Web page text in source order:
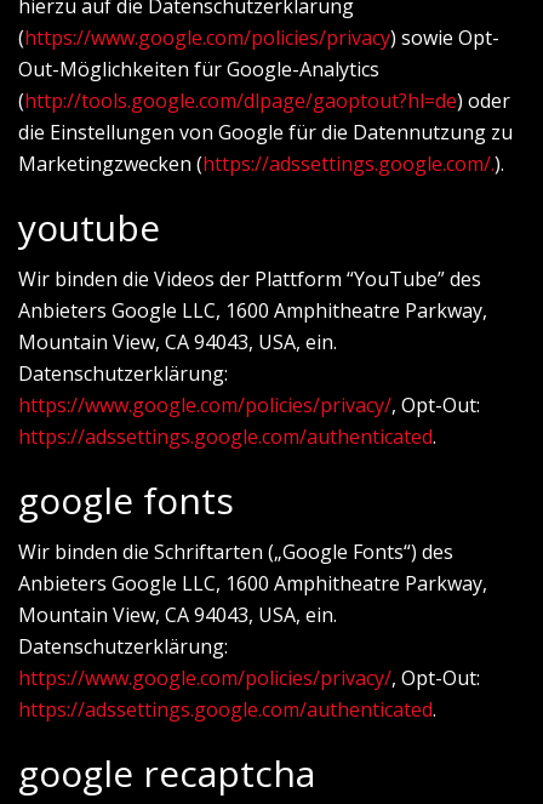
hierzu auf die Datenschutzerklärung
(https://www.google.com/policies/privacy) sowie Opt-
Out-Möglichkeiten für Google-Analytics
(http://tools.google.com/dlpage/gaoptout?hl=de) oder
die Einstellungen von Google für die Datennutzung zu
Marketingzwecken (https://adssettings.google.com/.).
youtube
Wir binden die Videos der Plattform “YouTube” des
Anbieters Google LLC, 1600 Amphitheatre Parkway,
Mountain View, CA 94043, USA, ein.
Datenschutzerklärung:
https://www.google.com/policies/privacy/, Opt-Out:
https://adssettings.google.com/authenticated.
google fonts
Wir binden die Schriftarten („Google Fonts“) des
Anbieters Google LLC, 1600 Amphitheatre Parkway,
Mountain View, CA 94043, USA, ein.
Datenschutzerklärung:
https://www.google.com/policies/privacy/, Opt-Out:
https://adssettings.google.com/authenticated.
google recaptcha